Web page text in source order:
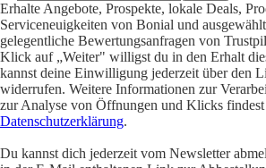
Erhalte Angebote, Prospekte, lokale Deals,
Serviceneuigkeiten von Bonial und
gelegentliche Bewertungsanfragen von
Klick auf „Weiter" willigst du in den Erhalt
kannst deine Einwilligung jederzeit über den
widerrufen. Weitere Informationen zur
zur Analyse von Öffnungen und Klicks findest
Datenschutzerklärung.
Du kannst dich jederzeit vom Newsletter